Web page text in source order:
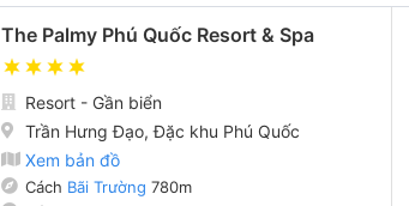
The Palmy Phú Quốc Resort & Spa
Resort - Gần biển
Trần Hưng Đạo, Đặc khu Phú Quốc
Xem bản đồ
Cách Bãi Trường 780m